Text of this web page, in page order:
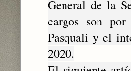
General de la
cargos son
Pasquali y el
2020.